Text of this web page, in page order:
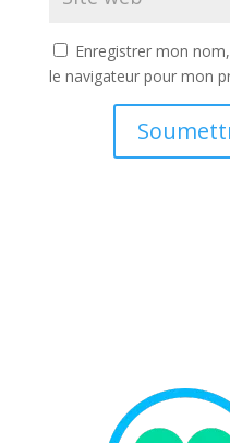
Enregistrer mon
le navigateur pour mon